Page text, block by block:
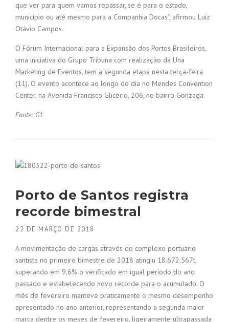
que ver para quem vamos repassar, se é para o estado,
município ou até mesmo para a Companhia Docas”, afirmou Luiz
Otávio Campos.
O Fórum Internacional para a Expansão dos Portos Brasileiros,
uma iniciativa do Grupo Tribuna com realização da Una
Marketing de Eventos, tem a segunda etapa nesta terça-feira
(11). O evento acontece ao longo do dia no Mendes Convention
Center, na Avenida Francisco Glicério, 206, no bairro Gonzaga.
Fonte: G1
Porto de Santos registra
recorde bimestral
22 DE MARÇO DE 2018
A movimentação de cargas através do complexo portuário
santista no primeiro bimestre de 2018 atingiu 18.672.567t,
superando em 9,6% o verificado em igual período do ano
passado e estabelecendo novo recorde para o acumulado. O
mês de fevereiro manteve praticamente o mesmo desempenho
apresentado no ano anterior, representando a segunda maior
marca dentre os meses de fevereiro, ligeiramente ultrapassada